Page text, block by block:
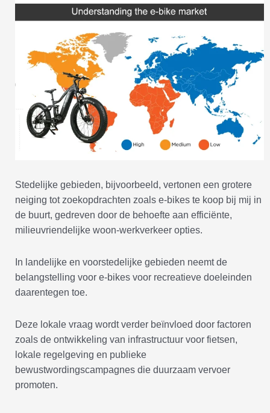
Stedelijke gebieden, bijvoorbeeld, vertonen een grotere
neiging tot zoekopdrachten zoals e-bikes te koop bij mij in
de buurt, gedreven door de behoefte aan efficiënte,
milieuvriendelijke woon-werkverkeer opties.
In landelijke en voorstedelijke gebieden neemt de
belangstelling voor e-bikes voor recreatieve doeleinden
daarentegen toe.
Deze lokale vraag wordt verder beïnvloed door factoren
zoals de ontwikkeling van infrastructuur voor fietsen,
lokale regelgeving en publieke
bewustwordingscampagnes die duurzaam vervoer
promoten.